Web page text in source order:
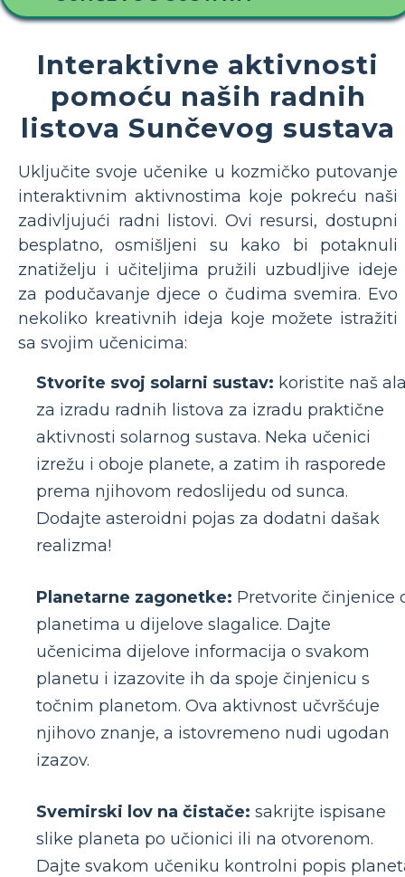
Interaktivne aktivnosti
pomoću naših radnih
listova Sunčevog sustava
Uključite svoje učenike u kozmičko putovanje
interaktivnim aktivnostima koje pokreću naši
zadivljujući radni listovi. Ovi resursi, dostupni
besplatno, osmišljeni su kako bi potaknuli
znatiželju i učiteljima pružili uzbudljive ideje
za podučavanje djece o čudima svemira. Evo
nekoliko kreativnih ideja koje možete istražiti
sa svojim učenicima:
Stvorite svoj solarni sustav: koristite naš
za izradu radnih listova za izradu praktične
aktivnosti solarnog sustava. Neka učenici
izrežu i oboje planete, a zatim ih rasporede
prema njihovom redoslijedu od sunca.
Dodajte asteroidni pojas za dodatni dašak
realizma!
Planetarne zagonetke: Pretvorite činjenice
planetima u dijelove slagalice. Dajte
učenicima dijelove informacija o svakom
planetu i izazovite ih da spoje činjenicu s
točnim planetom. Ova aktivnost učvršćuje
njihovo znanje, a istovremeno nudi ugodan
izazov.
Svemirski lov na čistače: sakrijte ispisane
slike planeta po učionici ili na otvorenom.
Dajte svakom učeniku kontrolni popis